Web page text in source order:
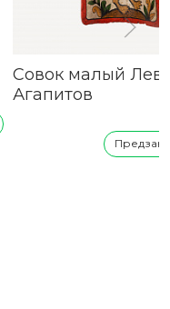
Совок малый Лев
Агапитов